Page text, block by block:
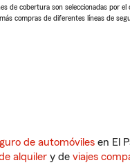
de cobertura son seleccionadas por
compras de diferentes líneas de
de automóviles en El
alquiler y de viajes